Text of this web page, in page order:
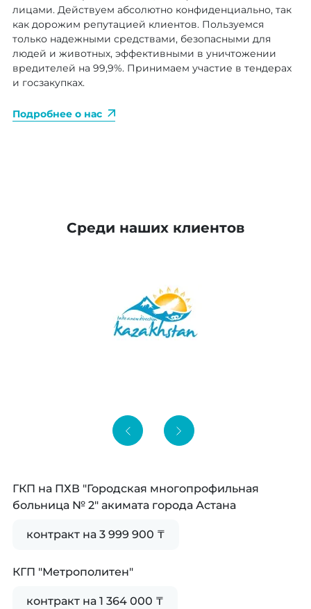
лицами. Действуем абсолютно конфиденциально, так
как дорожим репутацией клиентов. Пользуемся
только надежными средствами, безопасными для
людей и животных, эффективными в уничтожении
вредителей на 99,9%. Принимаем участие в тендерах
и госзакупках.
Подробнее о нас
Среди наших клиентов
ГКП на ПХВ "Городская многопрофильная
больница № 2" акимата города Астана
контракт на 3 999 900 ₸
КГП "Метрополитен"
контракт на 1 364 000 ₸